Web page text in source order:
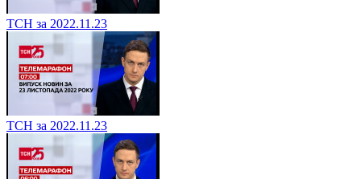
ТСН за 2022.11.23
ТСН за 2022.11.23